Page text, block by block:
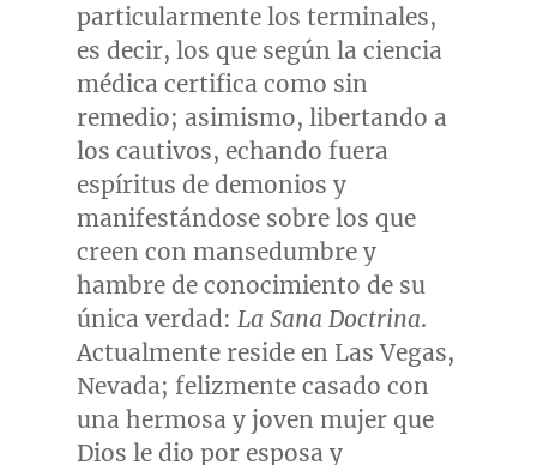
particularmente los terminales,
es decir, los que según la ciencia
médica certifica como sin
remedio; asimismo, libertando a
los cautivos, echando fuera
espíritus de demonios y
manifestándose sobre los que
creen con mansedumbre y
hambre de conocimiento de su
única verdad: La Sana Doctrina.
Actualmente reside en Las Vegas,
Nevada; felizmente casado con
una hermosa y joven mujer que
Dios le dio por esposa y